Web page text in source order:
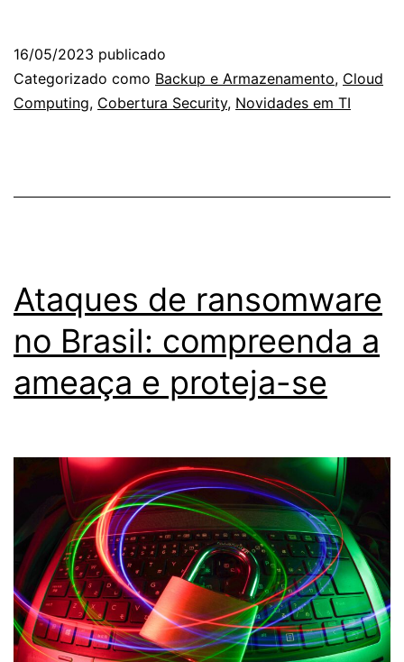
A
Solução
Proteção
e
Segurança
Cibernética
16/05/2023 publicado
Categorizado como Backup e Armazenamento, Cloud
Computing, Cobertura Security, Novidades em TI
Ataques de ransomware
no Brasil: compreenda a
ameaça e proteja-se